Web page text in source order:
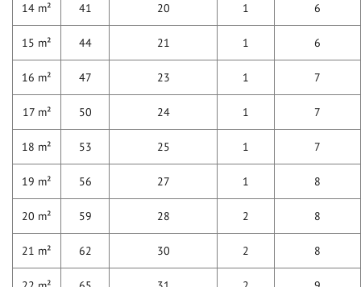
14 m² 41 20 1 6
15 m² 44 21 1 6
16 m² 47 23 1 7
17 m² 50 24 1 7
18 m² 53 25 1 7
19 m² 56 27 1 8
20 m² 59 28 2 8
21 m² 62 30 2 8